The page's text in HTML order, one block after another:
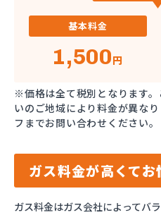
基本料金
1,500円
※価格は全て税別となります
いのご地域により料金が異な
フまでお問い合わせください。
ガス料金が高くてお
ガス料金はガス会社によってバ